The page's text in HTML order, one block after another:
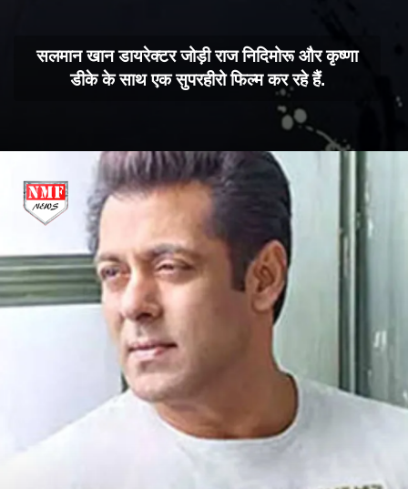
सलमान खान डायरेक्टर जोड़ी राज निदिमोरू और कृष्णा
डीके के साथ एक सुपरहीरो फिल्म कर रहे हैं.